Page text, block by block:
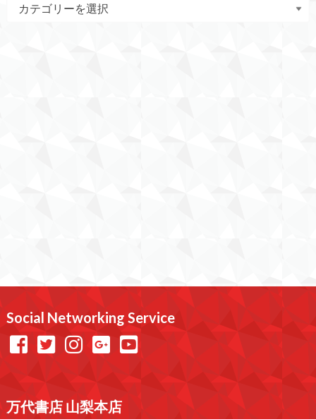
Social Networking Service
万代書店 山梨本店